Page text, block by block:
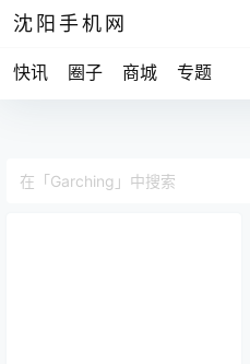
沈阳手机网
快讯 圈子 商城 专题